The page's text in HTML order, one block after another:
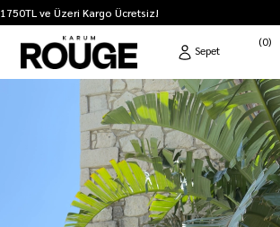
1750TL ve Üzeri Kargo Ücretsiz!
0